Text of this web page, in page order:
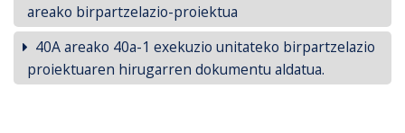
areako birpartzelazio-proiektua
40A areako 40a-1 exekuzio unitateko birpartzelazio
proiektuaren hirugarren dokumentu aldatua.